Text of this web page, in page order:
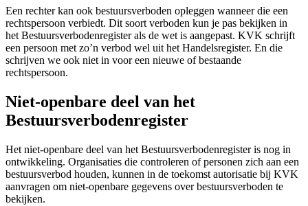
Een rechter kan ook bestuursverboden opleggen wanneer die een
rechtspersoon verbiedt. Dit soort verboden kun je pas bekijken in
het Bestuursverbodenregister als de wet is aangepast. KVK schrijft
een persoon met zo’n verbod wel uit het Handelsregister. En die
schrijven we ook niet in voor een nieuwe of bestaande
rechtspersoon.
Niet-openbare deel van het
Bestuursverbodenregister
Het niet-openbare deel van het Bestuursverbodenregister is nog in
ontwikkeling. Organisaties die controleren of personen zich aan een
bestuursverbod houden, kunnen in de toekomst autorisatie bij KVK
aanvragen om niet-openbare gegevens over bestuursverboden te
bekijken.